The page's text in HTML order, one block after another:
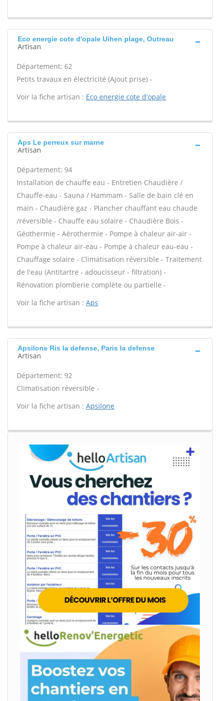
Eco energie cote d'opale Uihen plage, Outreau
Artisan
Département: 62
Petits travaux en électricité (Ajout prise) -
Voir la fiche artisan : Eco energie cote d'opale
Aps Le perreux sur marne
Artisan
Département: 94
Installation de chauffe eau - Entretien Chaudière /
Chauffe-eau - Sauna / Hammam - Salle de bain clé en
main - Chaudière gaz - Plancher chauffant eau chaude
/réversible - Chauffe eau solaire - Chaudière Bois -
Géothermie - Aérothermie - Pompe à chaleur air-air -
Pompe à chaleur air-eau - Pompe à chaleur eau-eau -
Chauffage solaire - Climatisation réversible - Traitement
de l'eau (Antitartre - adoucisseur - filtration) -
Rénovation plomberie complète ou partielle -
Voir la fiche artisan : Aps
Apsilone Ris la defense, Paris la defense
Artisan
Département: 92
Climatisation réversible -
Voir la fiche artisan : Apsilone